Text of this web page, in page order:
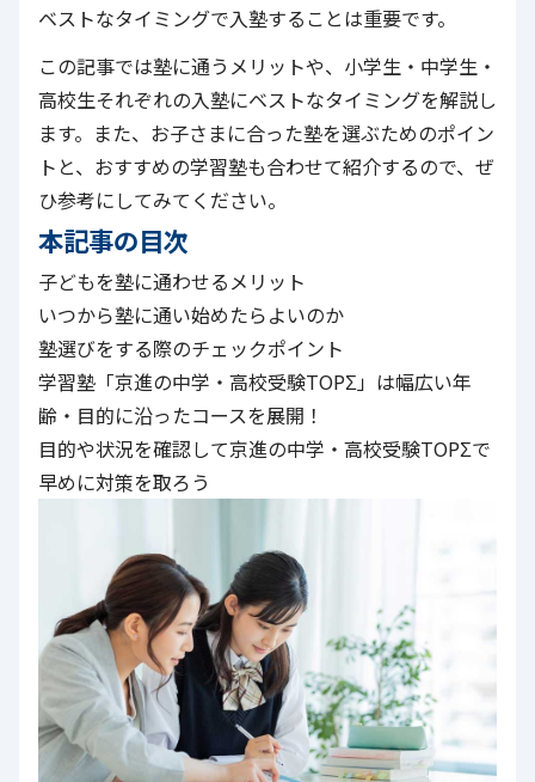
ベストなタイミングで入塾することは重要です。
この記事では塾に通うメリットや、小学生・中学生・
高校生それぞれの入塾にベストなタイミングを解説し
ます。また、お子さまに合った塾を選ぶためのポイン
トと、おすすめの学習塾も合わせて紹介するので、ぜ
ひ参考にしてみてください。
本記事の目次
子どもを塾に通わせるメリット
いつから塾に通い始めたらよいのか
塾選びをする際のチェックポイント
学習塾「京進の中学・高校受験TOPΣ」は幅広い年
齢・目的に沿ったコースを展開！
目的や状況を確認して京進の中学・高校受験TOPΣで
早めに対策を取ろう